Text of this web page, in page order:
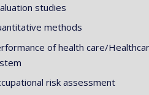
studies
methods
of health care/
risk assessment